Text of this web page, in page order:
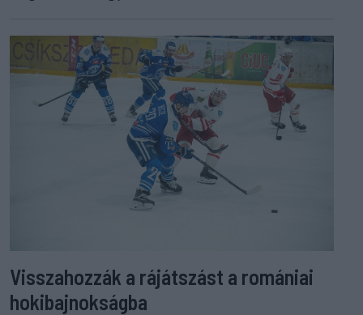
Visszahozzák a rájátszást a romániai
hokibajnokságba